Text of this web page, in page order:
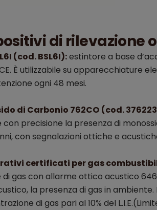
di rilevazione
(cod. BSL6I):estintore a base
È utilizzabile su apparecchiature
ogni 48 mesi.
di Carbonio 762CO (cod.
con precisione la presenza di
con segnalazioni ottiche e
certificati per gas
gas con allarme ottico acustico
la presenza di gas in
di gas pari al 10% del